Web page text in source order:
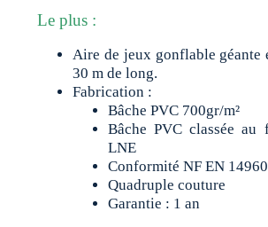
Le plus :
Aire de jeux gonflable géante
30 m de long.
Fabrication :
Bâche PVC 700gr/m²
Bâche PVC classée
LNE
Conformité NF EN 14960
Quadruple couture
Garantie : 1 an